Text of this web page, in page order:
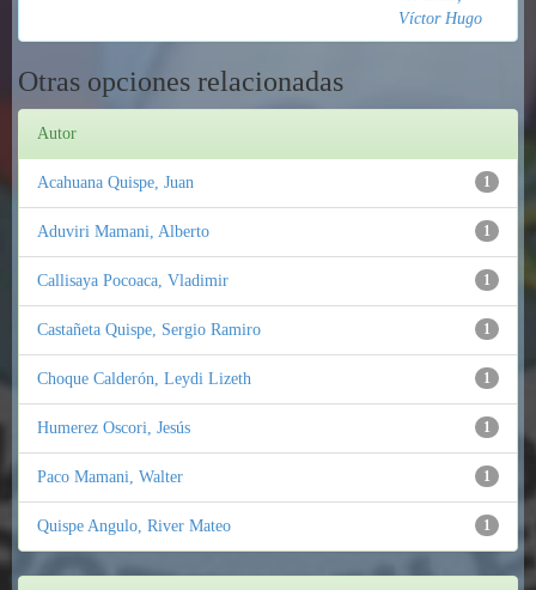
Víctor Hugo
Otras opciones relacionadas
Autor
1
Acahuana Quispe, Juan
1
Aduviri Mamani, Alberto
1
Callisaya Pocoaca, Vladimir
1
Castañeta Quispe, Sergio Ramiro
1
Choque Calderón, Leydi Lizeth
1
Humerez Oscori, Jesús
1
Paco Mamani, Walter
1
Quispe Angulo, River Mateo